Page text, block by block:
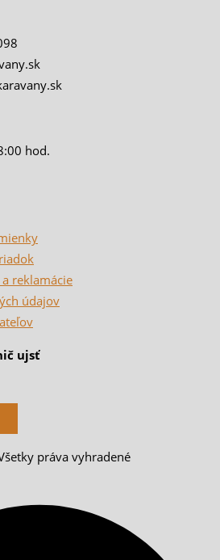
hod.
reklamácie
údajov
ujsť
práva vyhradené